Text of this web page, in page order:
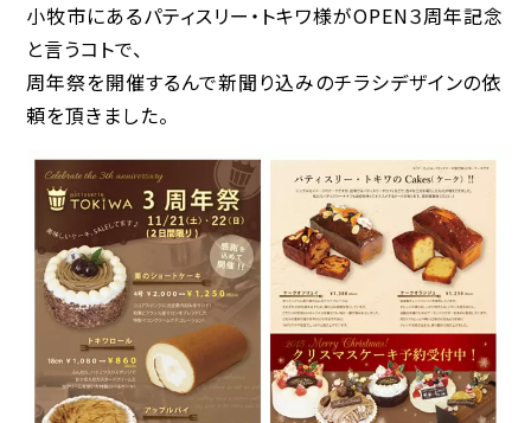
小牧市にあるパティスリー・トキワ様がOPEN３周年記念
と言うコトで、
周年祭を開催するんで新聞り込みのチラシデザインの依
頼を頂きました。